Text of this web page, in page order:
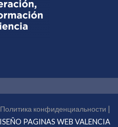
Политика конфиденциальности |